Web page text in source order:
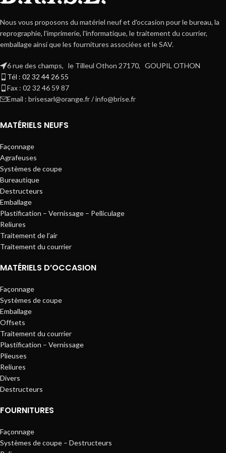
Nous vous proposons du matériel neuf et d'occasion pour le bureau, la
reprographie, l'imprimerie, l'informatique, le traitement du courrier,
emballage ainsi que les fournitures associées et le SAV.
6 rue des champs, le Tilleul Othon 27170, GOUPIL OTHON
Tél : 02 32 44 26 55
Fax : 02 32 46 59 87
Email : brisesarl@orange.fr / info@brise.fr
MATÉRIELS NEUFS
Façonnage
Agrafeuses
Systèmes de coupe
Bureautique
Destructeurs
Emballage
Plastification – Vernissage – Pelliculage
Reliures
Traitement de l’air
Traitement du courrier
MATÉRIELS D’OCCASION
Façonnage
Systèmes de coupe
Emballage
Offsets
Traitement du courrier
Plastification – Vernissage
Plieuses
Reliures
Divers
Destructeurs
FOURNITURES
Façonnage
Systèmes de coupe – Destructeurs